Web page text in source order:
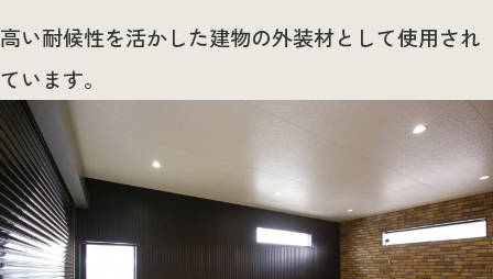
高い耐候性を活かした建物の外装材として使用され
ています。